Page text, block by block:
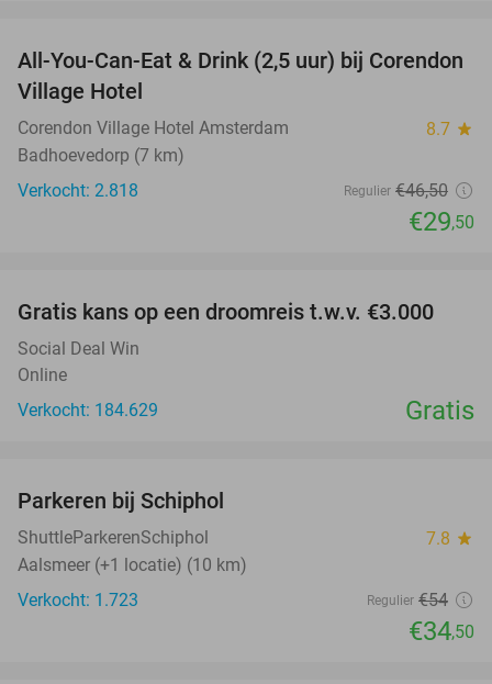
37%
All-You-Can-Eat & Drink (2,5 uur) bij Corendon
Village Hotel
Corendon Village Hotel Amsterdam 8.7 star
Badhoevedorp (7 km)
Verkocht: 2.818
Regulier €46,50
€29,50
Gratis kans op een droomreis t.w.v. €3.000
Social Deal Win
Online
Verkocht: 184.629
Gratis
Parkeren bij Schiphol
ShuttleParkerenSchiphol 7.8 star
Aalsmeer (+1 locatie) (10 km)
Verkocht: 1.723
Regulier €54
€34,50